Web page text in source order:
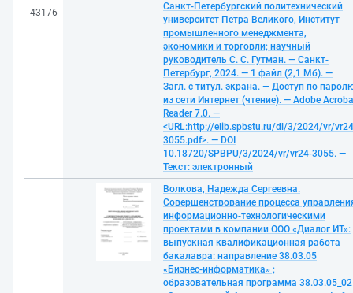
43176
Санкт-Петербургский политехнический
университет Петра Великого, Институт
промышленного менеджмента,
экономики и торговли; научный
руководитель С. С. Гутман. — Санкт-
Петербург, 2024. — 1 файл (2,1 Мб). —
Загл. с титул. экрана. — Доступ по
из сети Интернет (чтение). — Adobe
Reader 7.0. —
<URL:http://elib.spbstu.ru/dl/3/2024/vr/
3055.pdf>. — DOI
10.18720/SPBPU/3/2024/vr/vr24-3055. —
Текст: электронный
Волкова, Надежда Сергеевна.
Совершенствование процесса
информационно-технологическими
проектами в компании ООО «Диалог ИТ»:
выпускная квалификационная работа
бакалавра: направление 38.03.05
«Бизнес-информатика» ;
образовательная программа 38.03.05_02